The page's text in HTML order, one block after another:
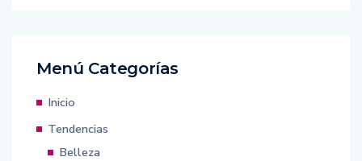
Menú Categorías
Inicio
Tendencias
Belleza